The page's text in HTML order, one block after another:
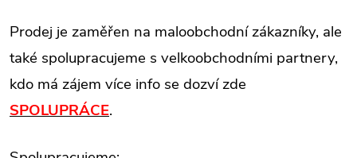
Prodej je zaměřen na maloobchodní zákazníky, ale
také spolupracujeme s velkoobchodními partnery,
kdo má zájem více info se dozví zde
SPOLUPRÁCE.